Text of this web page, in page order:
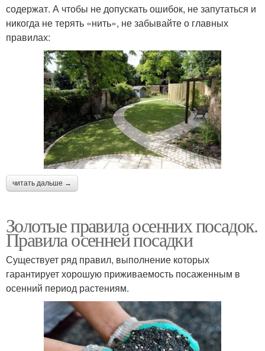
содержат. А чтобы не допускать ошибок, не запутаться и
никогда не терять «нить», не забывайте о главных
правилах:
читать дальше →
Золотые правила осенних посадок.
Правила осенней посадки
Существует ряд правил, выполнение которых
гарантирует хорошую приживаемость посаженным в
осенний период растениям.